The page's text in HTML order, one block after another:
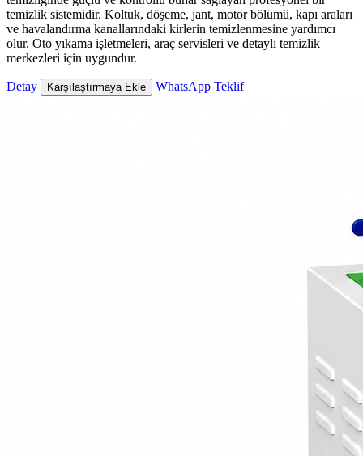
temizlik sistemidir. Koltuk, döşeme, jant, motor bölümü, kapı araları
ve havalandırma kanallarındaki kirlerin temizlenmesine yardımcı
olur. Oto yıkama işletmeleri, araç servisleri ve detaylı temizlik
merkezleri için uygundur.
Detay Karşılaştırmaya Ekle WhatsApp Teklif